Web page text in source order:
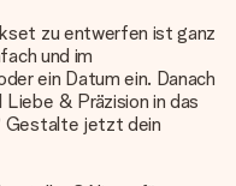
zu entwerfen ist ganz
und im
ein Datum ein. Danach
& Präzision in das
Gestalte jetzt dein